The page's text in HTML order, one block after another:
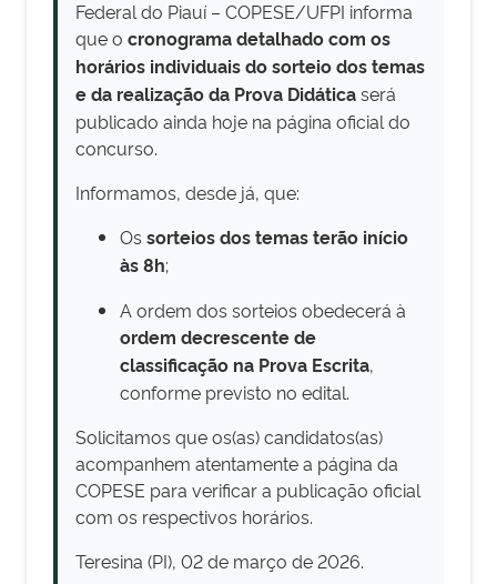
Federal do Piauí – COPESE/UFPI informa
que o cronograma detalhado com os
horários individuais do sorteio dos temas
e da realização da Prova Didáticaserá
publicado ainda hoje na página oficial do
concurso.
Informamos, desde já, que:
Os sorteios dos temas terão início
às 8h;
A ordem dos sorteios obedecerá à
ordem decrescente de
classificação na Prova Escrita,
conforme previsto no edital.
Solicitamos que os(as) candidatos(as)
acompanhem atentamente a página da
COPESE para verificar a publicação oficial
com os respectivos horários.
Teresina (PI), 02 de março de 2026.